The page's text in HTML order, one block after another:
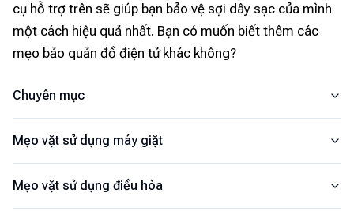
Chuyên mục
Mẹo vặt sử dụng máy giặt
Mẹo vặt sử dụng điều hòa
cụ hỗ trợ trên sẽ giúp bạn bảo vệ sợi dây sạc của mình
một cách hiệu quả nhất. Bạn có muốn biết thêm các
mẹo bảo quản đồ điện tử khác không?